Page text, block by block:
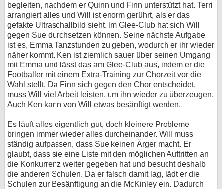
begleiten, nachdem er Quinn und Finn unterstützt hat. Terri
arrangiert alles und Will ist enorm gerührt, als er das
gefakte Ultraschallbild sieht. Im Glee-Club hat sich Will
gegen Sue durchsetzen können. Seine nächste Aufgabe
ist es, Emma Tanzstunden zu geben, wodurch er ihr wieder
näher kommt. Ken ist ziemlich sauer über seinen Umgang
mit Emma und lässt das am Glee-Club aus, indem er die
Footballer mit einem Extra-Training zur Chorzeit vor die
Wahl stellt. Da Finn sich gegen den Chor entscheidet,
muss Will viel Arbeit leisten, um ihn wieder zu überzeugen.
Auch Ken kann von Will etwas besänftigt werden.
Es läuft alles eigentlich gut, doch kleinere Probleme
bringen immer wieder alles durcheinander. Will muss
ständig aufpassen, dass Sue keinen Ärger macht. Er
glaubt, dass sie eine Liste mit den möglichen Auftritten an
die Konkurrenz weiter gegeben hat und besucht deshalb
die anderen Schulen. Da er falsch damit lag, lädt er die
Schulen zur Besänftigung an die McKinley ein. Dadurch